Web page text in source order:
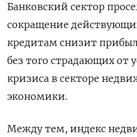
Банковский сектор
сокращение
кредитам снизит
без того страдающих от
кризиса в секторе
экономики.
Между тем, индекс